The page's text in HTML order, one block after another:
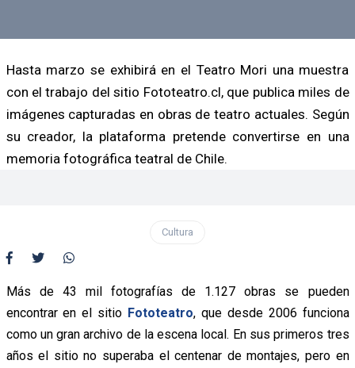
Hasta marzo se exhibirá en el Teatro Mori una muestra
con el trabajo del sitio Fototeatro.cl, que publica miles de
imágenes capturadas en obras de teatro actuales. Según
su creador, la plataforma pretende convertirse en una
memoria fotográfica teatral de Chile.
Cultura
Más de 43 mil fotografías de 1.127 obras se pueden
encontrar en el sitio Fototeatro, que desde 2006 funciona
como un gran archivo de la escena local. En sus primeros tres
años el sitio no superaba el centenar de montajes, pero en